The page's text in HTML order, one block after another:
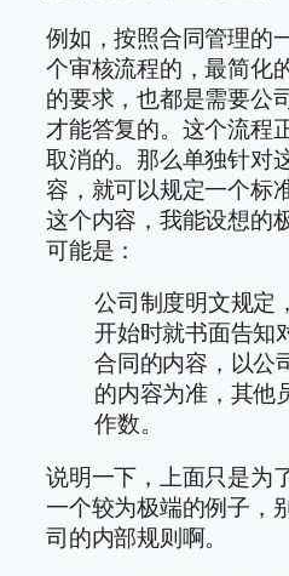
例如，按照合同管理的
个审核流程的，最简化
的要求，也都是需要公
才能答复的。这个流程
取消的。那么单独针对
容，就可以规定一个标
这个内容，我能设想的
可能是：
公司制度明文规定
开始时就书面告知
合同的内容，以公
的内容为准，其他
作数。
说明一下，上面只是为
一个较为极端的例子，
司的内部规则啊。